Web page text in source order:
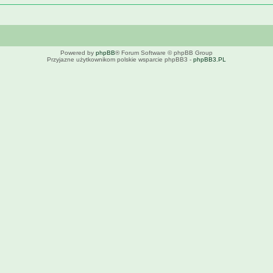
Powered by phpBB® Forum Software © phpBB Group
Przyjazne użytkownikom polskie wsparcie phpBB3 - phpBB3.PL